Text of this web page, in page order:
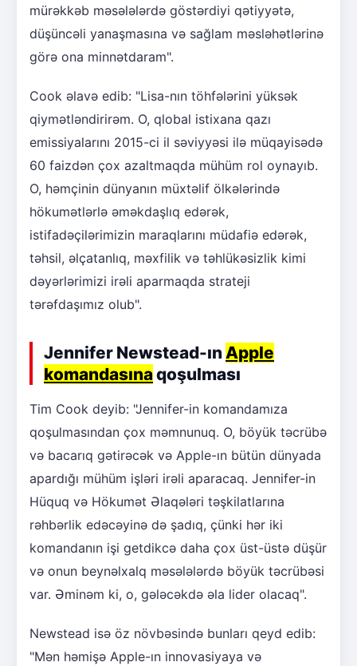
mürəkkəb məsələlərdə göstərdiyi qətiyyətə,
düşüncəli yanaşmasına və sağlam məsləhətlərinə
görə ona minnətdaram".
Cook əlavə edib: "Lisa-nın töhfələrini yüksək
qiymətləndirirəm. O, qlobal istixana qazı
emissiyalarını 2015-ci il səviyyəsi ilə müqayisədə
60 faizdən çox azaltmaqda mühüm rol oynayıb.
O, həmçinin dünyanın müxtəlif ölkələrində
hökumətlərlə əməkdaşlıq edərək,
istifadəçilərimizin maraqlarını müdafiə edərək,
təhsil, əlçatanlıq, məxfilik və təhlükəsizlik kimi
dəyərlərimizi irəli aparmaqda strateji
tərəfdaşımız olub".
Jennifer Newstead-ın Apple
komandasınaqoşulması
Tim Cook deyib: "Jennifer-in komandamıza
qoşulmasından çox məmnunuq. O, böyük təcrübə
və bacarıq gətirəcək və Apple-ın bütün dünyada
apardığı mühüm işləri irəli aparacaq. Jennifer-in
Hüquq və Hökumət Əlaqələri təşkilatlarına
rəhbərlik edəcəyinə də şadıq, çünki hər iki
komandanın işi getdikcə daha çox üst-üstə düşür
və onun beynəlxalq məsələlərdə böyük təcrübəsi
var. Əminəm ki, o, gələcəkdə əla lider olacaq".
Newstead isə öz növbəsində bunları qeyd edib:
"Mən həmişə Apple-ın innovasiyaya və